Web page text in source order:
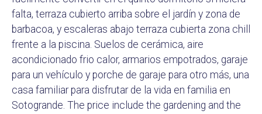
falta, terraza cubierto arriba sobre el jardín y zona de
barbacoa, y escaleras abajo terraza cubierta zona chill
frente a la piscina. Suelos de cerámica, aire
acondicionado frio calor, armarios empotrados, garaje
para un vehículo y porche de garaje para otro más, una
casa familiar para disfrutar de la vida en familia en
Sotogrande. The price include the gardening and the